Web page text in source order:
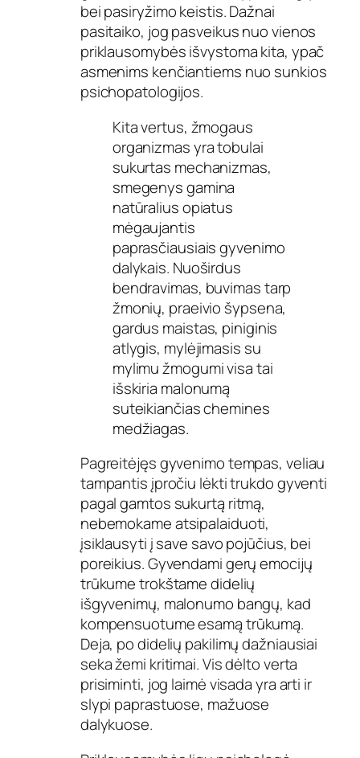
bei pasiryžimo keistis. Dažnai
pasitaiko, jog pasveikus nuo vienos
priklausomybės išvystoma kita, ypač
asmenims kenčiantiems nuo sunkios
psichopatologijos.
Kita vertus, žmogaus
organizmas yra tobulai
sukurtas mechanizmas,
smegenys gamina
natūralius opiatus
mėgaujantis
paprasčiausiais gyvenimo
dalykais. Nuoširdus
bendravimas, buvimas tarp
žmonių, praeivio šypsena,
gardus maistas, piniginis
atlygis, mylėjimasis su
mylimu žmogumi visa tai
išskiria malonumą
suteikiančias chemines
medžiagas.
Pagreitėjęs gyvenimo tempas, veliau
tampantis įpročiu lėkti trukdo gyventi
pagal gamtos sukurtą ritmą,
nebemokame atsipalaiduoti,
įsiklausyti į save savo pojūčius, bei
poreikius. Gyvendami gerų emocijų
trūkume trokštame didelių
išgyvenimų, malonumo bangų, kad
kompensuotume esamą trūkumą.
Deja, po didelių pakilimų dažniausiai
seka žemi kritimai. Vis dėlto verta
prisiminti, jog laimė visada yra arti ir
slypi paprastuose, mažuose
dalykuose.